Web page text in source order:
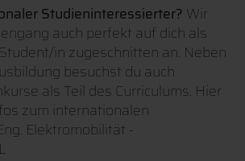
Studieninteressierter? Wir
auch perfekt auf dich als
in zugeschnitten an. Neben
besuchst du auch
als Teil des Curriculums. Hier
zum internationalen
Elektromobilität -